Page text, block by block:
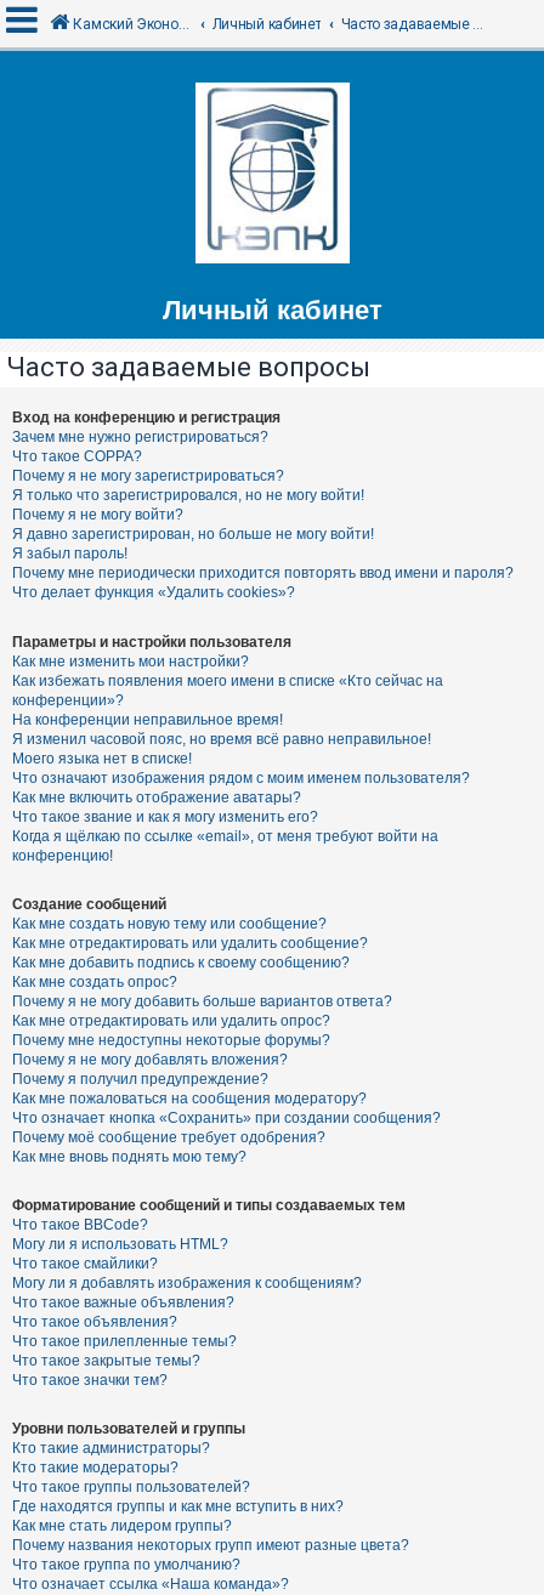
Q
Камский Экономико-Правовой Колледж Личный кабинет Часто задаваемые вопросы
Личный кабинет
Часто задаваемые вопросы
Вход на конференцию и регистрация
Зачем мне нужно регистрироваться?
Что такое COPPA?
Почему я не могу зарегистрироваться?
Я только что зарегистрировался, но не могу войти!
Почему я не могу войти?
Я давно зарегистрирован, но больше не могу войти!
Я забыл пароль!
Почему мне периодически приходится повторять ввод имени и пароля?
Что делает функция «Удалить cookies»?
Параметры и настройки пользователя
Как мне изменить мои настройки?
Как избежать появления моего имени в списке «Кто сейчас на
конференции»?
На конференции неправильное время!
Я изменил часовой пояс, но время всё равно неправильное!
Моего языка нет в списке!
Что означают изображения рядом с моим именем пользователя?
Как мне включить отображение аватары?
Что такое звание и как я могу изменить его?
Когда я щёлкаю по ссылке «email», от меня требуют войти на
конференцию!
Создание сообщений
Как мне создать новую тему или сообщение?
Как мне отредактировать или удалить сообщение?
Как мне добавить подпись к своему сообщению?
Как мне создать опрос?
Почему я не могу добавить больше вариантов ответа?
Как мне отредактировать или удалить опрос?
Почему мне недоступны некоторые форумы?
Почему я не могу добавлять вложения?
Почему я получил предупреждение?
Как мне пожаловаться на сообщения модератору?
Что означает кнопка «Сохранить» при создании сообщения?
Почему моё сообщение требует одобрения?
Как мне вновь поднять мою тему?
Форматирование сообщений и типы создаваемых тем
Что такое BBCode?
Могу ли я использовать HTML?
Что такое смайлики?
Могу ли я добавлять изображения к сообщениям?
Что такое важные объявления?
Что такое объявления?
Что такое прилепленные темы?
Что такое закрытые темы?
Что такое значки тем?
Уровни пользователей и группы
Кто такие администраторы?
Кто такие модераторы?
Что такое группы пользователей?
Где находятся группы и как мне вступить в них?
Как мне стать лидером группы?
Почему названия некоторых групп имеют разные цвета?
Что такое группа по умолчанию?
Что означает ссылка «Наша команда»?